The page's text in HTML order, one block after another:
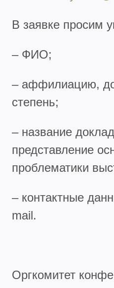
В заявке просим
– ФИО;
– аффилиацию,
степень;
– название
представление
проблематики
– контактные
mail.
Оргкомитет